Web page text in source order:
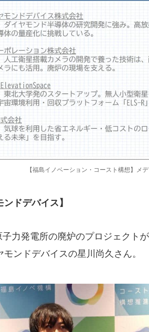
【福島イノベーション・コースト構想】メ
ンドデバイス】
力発電所の廃炉のプロジェクト
ンドデバイスの星川尚久さん。